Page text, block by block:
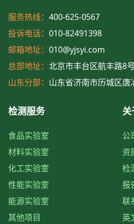
服务热线： 400-625-0567
投诉电话： 010-82491398
邮箱地址： 010@yjsyi.com
总部地址： 北京市丰台区航丰路8
山东分部： 山东省济南市历城区
检测服务
食品实验室
材料实验室
化工实验室
性能实验室
能源实验室
其他项目
公
资
检
报
联
英